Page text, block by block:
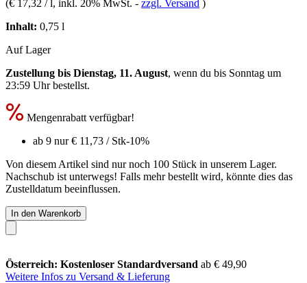
(€ 17,32 / l, inkl. 20% MwSt. - zzgl. Versand )
Inhalt: 0,75 l
Auf Lager
Zustellung bis Dienstag, 11. August, wenn du bis Sonntag um
23:59 Uhrbestellst.
Mengenrabatt verfügbar!
ab 9 nur€ 11,73 / Stk-10%
Von diesem Artikel sind nur noch 100 Stück in unserem Lager.
Nachschub ist unterwegs! Falls mehr bestellt wird, könnte dies das
Zustelldatum beeinflussen.
In den Warenkorb
Österreich: Kostenloser Standardversand ab € 49,90
Weitere Infos zu Versand & Lieferung